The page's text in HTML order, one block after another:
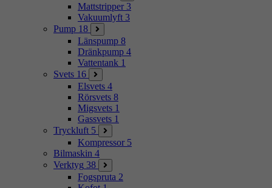
Mattstripper 3
Vakuumlyft 3
Pump 18
Länspump 8
Dränkpump 4
Vattentank 1
Svets 16
Elsvets 4
Rörsvets 8
Migsvets 1
Gassvets 1
Tryckluft 5
Kompressor 5
Bilmaskin 4
Verktyg 38
Fogspruta 2